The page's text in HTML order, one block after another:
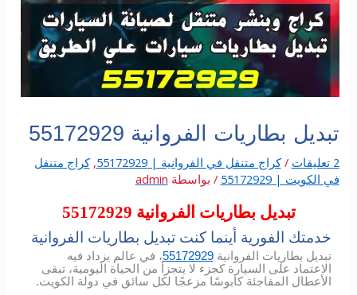
تبديل بطاريات الفروانية 55172929
2 تعليقات /كراج متنقل في الفروانية | 55172929 ,كراج متنقل
في الكويت | 55172929
/ بواسطة admin
تبديل بطاريات الفروانية 55172929
خدمتك الفورية أينما كنت تبديل بطاريات الفروانية
تبديل بطاريات الفروانية55172929، في عالم يزداد فيه
الاعتماد على السيارة كجزء لا يتجزأ من الحياة اليومية، تبقى
الأعطال المفاجئة كابوسًا مزعجًا لكل سائق في دولة الكويت.